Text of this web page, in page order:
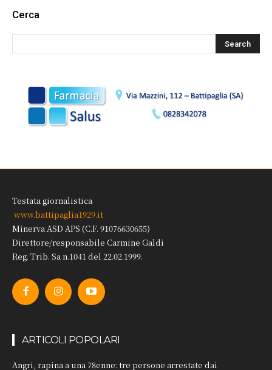
Cerca
Testata giornalistica
www.battipaglia1929.it
Minerva ASD APS (C.F. 91076630655)
Direttore/responsabile Carmine Galdi
Reg. Trib. Sa n.1041 del 22.02.1999.
ARTICOLI POPOLARI
Angri, rapina a una 78enne: tre persone arrestate dai